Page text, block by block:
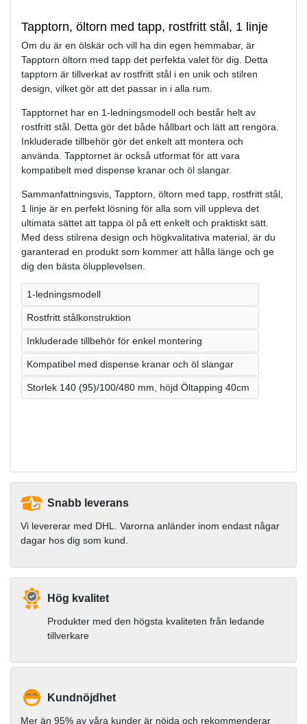
Tapptorn, öltorn med tapp, rostfritt stål, 1 linje
Om du är en ölskär och vill ha din egen hemmabar, är
Tapptorn öltorn med tapp det perfekta valet för dig. Detta
tapptorn är tillverkat av rostfritt stål i en unik och stilren
design, vilket gör att det passar in i alla rum.
Tapptornet har en 1-ledningsmodell och består helt av
rostfritt stål. Detta gör det både hållbart och lätt att rengöra.
Inkluderade tillbehör gör det enkelt att montera och
använda. Tapptornet är också utformat för att vara
kompatibelt med dispense kranar och öl slangar.
Sammanfattningsvis, Tapptorn, öltorn med tapp, rostfritt stål,
1 linje är en perfekt lösning för alla som vill uppleva det
ultimata sättet att tappa öl på ett enkelt och praktiskt sätt.
Med dess stilrena design och högkvalitativa material, är du
garanterad en produkt som kommer att hålla länge och ge
dig den bästa ölupplevelsen.
1-ledningsmodell
Rostfritt stålkonstruktion
Inkluderade tillbehör för enkel montering
Kompatibel med dispense kranar och öl slangar
Storlek 140 (95)/100/480 mm, höjd Öltapping 40cm
Snabb leverans
Vi levererar med DHL. Varorna anländer inom endast någar
dagar hos dig som kund.
Hög kvalitet
Produkter med den högsta kvaliteten från ledande
tillverkare
Kundnöjdhet
Mer än 95% av våra kunder är nöjda och rekommenderar